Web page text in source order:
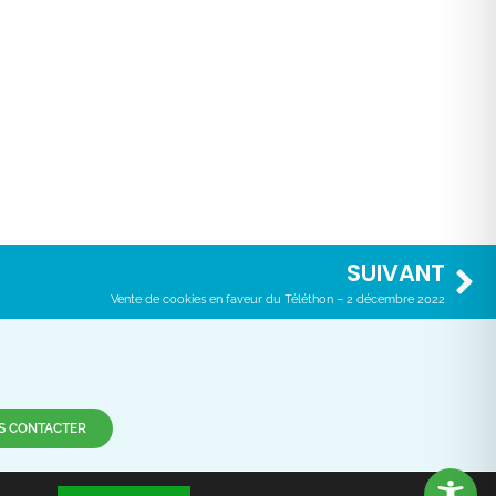
SUIVANT
Vente de cookies en faveur du Téléthon – 2 décembre 2022
CONTACTER